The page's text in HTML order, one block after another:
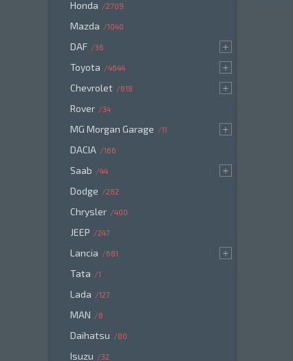
Honda 2709
Mazda 1040
DAF 36
Toyota 4644
Chevrolet 618
Rover 34
MG Morgan Garage 11
DACIA 166
Saab 44
Dodge 282
Chrysler 400
JEEP 247
Lancia 681
Tata 1
Lada 127
MAN 8
Daihatsu 80
Isuzu 32